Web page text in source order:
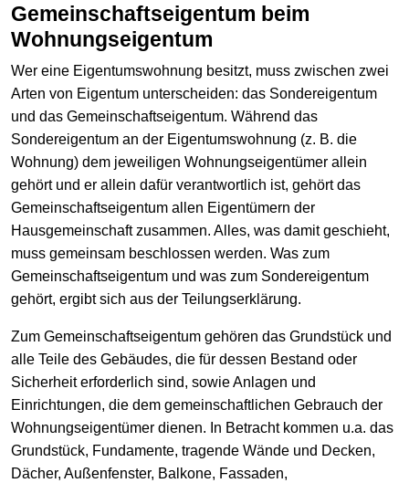
Gemeinschaftseigentum beim
Wohnungseigentum
Wer eine Eigentumswohnung besitzt, muss zwischen zwei
Arten von Eigentum unterscheiden: das Sondereigentum
und das Gemeinschaftseigentum. Während das
Sondereigentum an der Eigentumswohnung (z. B. die
Wohnung) dem jeweiligen Wohnungseigentümer allein
gehört und er allein dafür verantwortlich ist, gehört das
Gemeinschaftseigentum allen Eigentümern der
Hausgemeinschaft zusammen. Alles, was damit geschieht,
muss gemeinsam beschlossen werden. Was zum
Gemeinschaftseigentum und was zum Sondereigentum
gehört, ergibt sich aus der Teilungserklärung.
Zum Gemeinschaftseigentum gehören das Grundstück und
alle Teile des Gebäudes, die für dessen Bestand oder
Sicherheit erforderlich sind, sowie Anlagen und
Einrichtungen, die dem gemeinschaftlichen Gebrauch der
Wohnungseigentümer dienen. In Betracht kommen u.a. das
Grundstück, Fundamente, tragende Wände und Decken,
Dächer, Außenfenster, Balkone, Fassaden,